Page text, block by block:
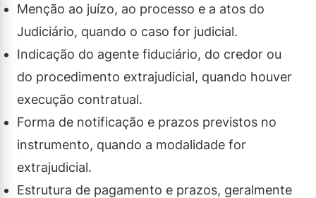
Menção ao juízo, ao processo e a atos do
Judiciário, quando o caso for judicial.
Indicação do agente fiduciário, do credor ou
do procedimento extrajudicial, quando houver
execução contratual.
Forma de notificação e prazos previstos no
instrumento, quando a modalidade for
extrajudicial.
Estrutura de pagamento e prazos, geralmente